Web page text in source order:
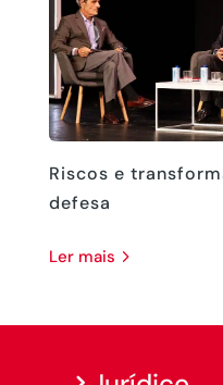
Riscos e
defesa
ler mais